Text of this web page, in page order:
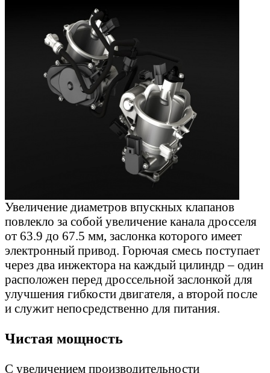
Увеличение диаметров впускных клапанов
повлекло за собой увеличение канала дросселя
от 63.9 до 67.5 мм, заслонка которого имеет
электронный привод. Горючая смесь поступает
через два инжектора на каждый цилиндр – один
расположен перед дроссельной заслонкой для
улучшения гибкости двигателя, а второй после
и служит непосредственно для питания.
Чистая мощность
С увеличением производительности